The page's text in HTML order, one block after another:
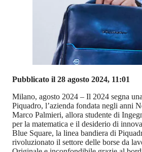
Pubblicato il 28 agosto 2024, 11:01
Milano, agosto 2024 – Il 2024 segna
Piquadro, l’azienda fondata negli anni
Marco Palmieri, allora studente di
per la matematica e il desiderio di
Blue Square, la linea bandiera di
rivoluzionato il settore delle borse da